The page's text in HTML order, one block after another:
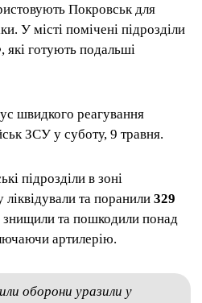
Покровськ для
У місті помічені підрозділи
, які готують подальші
швидкого реагування
ЗСУ у суботу, 9 травня.
підрозділи в зоні
ліквідували та поранили 329
знищили та пошкодили понад
артилерію.
оборони уразили у